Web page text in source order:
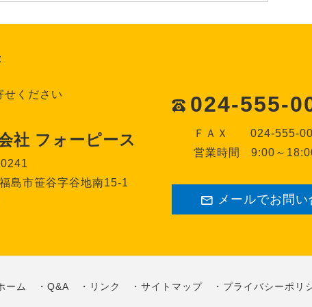
せください
社 フォーピース
島市笹谷字谷地南15-1
024-555-
ＦＡＸ
024-555-
営業時間
9:00～
メールでお問い
ーム Q&A リンク サイトマップ プライバシーポリ